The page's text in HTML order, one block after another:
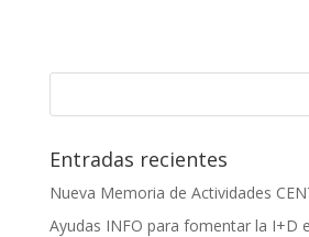
Entradas recientes
Nueva Memoria de Actividades
Ayudas INFO para fomentar la I+D